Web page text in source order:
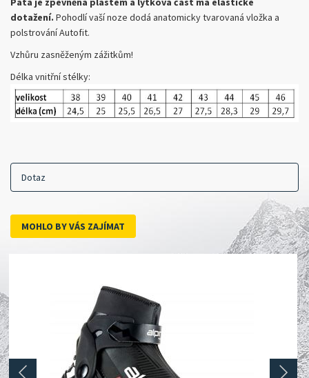
dotažení. Pohodlí vaší noze dodá anatomicky tvarovaná vložka a
polstrování Autofit.
Vzhůru zasněženým zážitkům!
Délka vnitřní stélky:
Dotaz
MOHLO BY VÁS ZAJÍMAT